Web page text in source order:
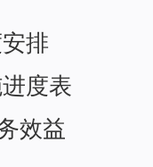
排
度表
效益